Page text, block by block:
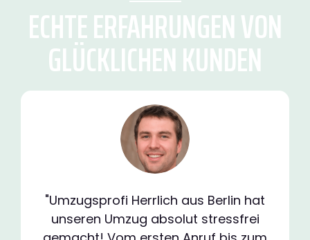
ECHTE ERFAHRUNGEN VON
GLÜCKLICHEN KUNDEN
"Umzugsprofi Herrlich aus Berlin hat
unseren Umzug absolut stressfrei